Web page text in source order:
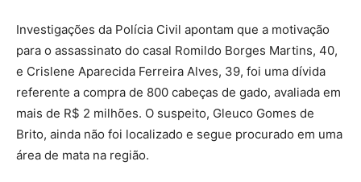
Investigações da Polícia Civil apontam que a motivação
para o assassinato do casal Romildo Borges Martins, 40,
e Crislene Aparecida Ferreira Alves, 39, foi uma dívida
referente a compra de 800 cabeças de gado, avaliada em
mais de R$ 2 milhões. O suspeito, Gleuco Gomes de
Brito, ainda não foi localizado e segue procurado em uma
área de mata na região.